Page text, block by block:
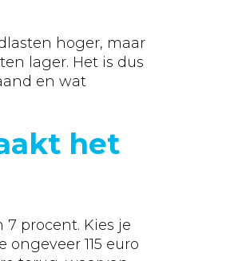
hoger, maar
lager. Het is dus
en wat
het
procent. Kies je
115 euro